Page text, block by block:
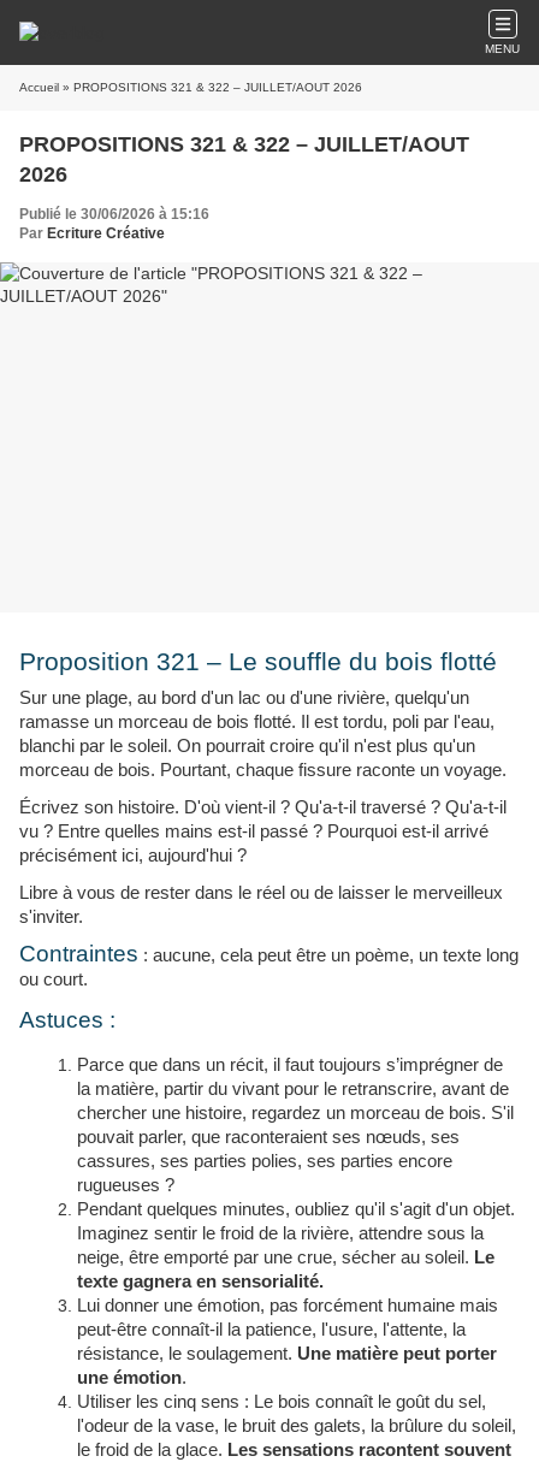
MENU
Accueil » PROPOSITIONS 321 & 322 – JUILLET/AOUT 2026
PROPOSITIONS 321 & 322 – JUILLET/AOUT
2026
Publié le 30/06/2026 à 15:16
Par Ecriture Créative
Proposition 321 – Le souffle du bois flotté
Sur une plage, au bord d'un lac ou d'une rivière, quelqu'un
ramasse un morceau de bois flotté. Il est tordu, poli par l'eau,
blanchi par le soleil. On pourrait croire qu'il n'est plus qu'un
morceau de bois. Pourtant, chaque fissure raconte un voyage.
Écrivez son histoire. D'où vient-il ? Qu'a-t-il traversé ? Qu'a-t-il
vu ? Entre quelles mains est-il passé ? Pourquoi est-il arrivé
précisément ici, aujourd'hui ?
Libre à vous de rester dans le réel ou de laisser le merveilleux
s'inviter.
Contraintes : aucune, cela peut être un poème, un texte long
ou court.
Astuces :
Parce que dans un récit, il faut toujours s’imprégner de
la matière, partir du vivant pour le retranscrire, avant de
chercher une histoire, regardez un morceau de bois. S'il
pouvait parler, que raconteraient ses nœuds, ses
cassures, ses parties polies, ses parties encore
rugueuses ?
Pendant quelques minutes, oubliez qu'il s'agit d'un objet.
Imaginez sentir le froid de la rivière, attendre sous la
neige, être emporté par une crue, sécher au soleil. Le
texte gagnera en sensorialité.
Lui donner une émotion, pas forcément humaine mais
peut-être connaît-il la patience, l'usure, l'attente, la
résistance, le soulagement. Une matière peut porter
une émotion.
Utiliser les cinq sens : Le bois connaît le goût du sel,
l'odeur de la vase, le bruit des galets, la brûlure du soleil,
le froid de la glace. Les sensations racontent souvent